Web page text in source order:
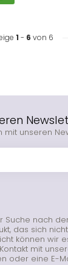
1 - 6 von 6
Suche nach
das sich
können wir
mit
oder eine E-
mit unseren